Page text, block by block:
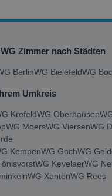
Zimmer nach Städten
BerlinWG BielefeldWG
Umkreis
KrefeldWG Oberhausen
WG MoersWG ViersenWG
KempenWG GochWG
WG KevelaerWG
WG XantenWG Rees